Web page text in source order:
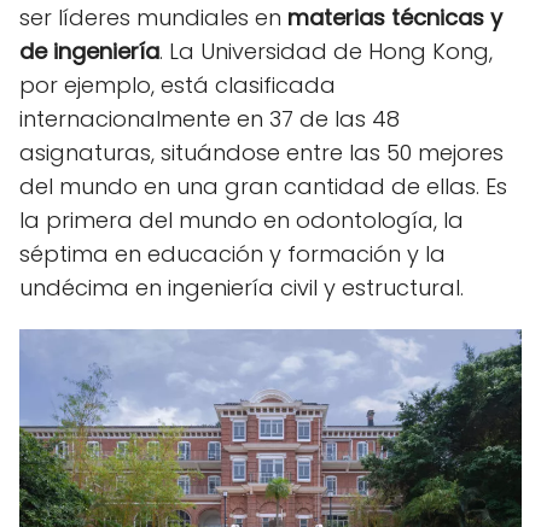
ser líderes mundiales en materias técnicas y
de ingeniería. La Universidad de Hong Kong,
por ejemplo, está clasificada
internacionalmente en 37 de las 48
asignaturas, situándose entre las 50 mejores
del mundo en una gran cantidad de ellas. Es
la primera del mundo en odontología, la
séptima en educación y formación y la
undécima en ingeniería civil y estructural.